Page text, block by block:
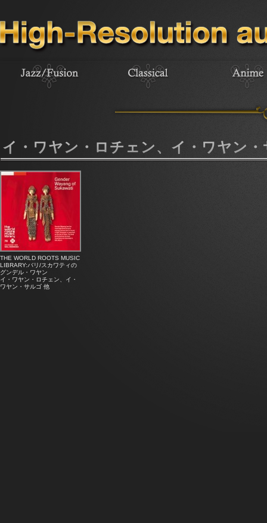
イ・ワヤン・ロチェン、イ・ワヤン
THE WORLD ROOTS MUSIC
LIBRARY:バリ/スカワティの
グンデル・ワヤン
イ・ワヤン・ロチェン、イ・
ワヤン・サルゴ 他